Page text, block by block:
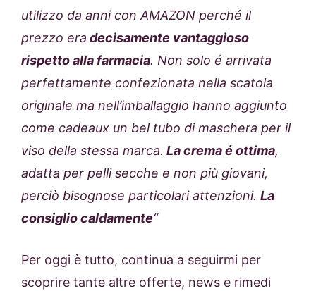
utilizzo da anni con AMAZON perché il
prezzo era decisamente vantaggioso
rispetto alla farmacia. Non solo é arrivata
perfettamente confezionata nella scatola
originale ma nell’imballaggio hanno aggiunto
come cadeaux un bel tubo di maschera per il
viso della stessa marca. La crema é ottima,
adatta per pelli secche e non più giovani,
perciò bisognose particolari attenzioni. La
consiglio caldamente“
Per oggi è tutto, continua a seguirmi per
scoprire tante altre offerte, news e rimedi